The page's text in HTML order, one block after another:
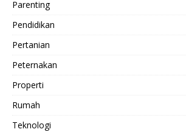
Parenting
Pendidikan
Pertanian
Peternakan
Properti
Rumah
Teknologi